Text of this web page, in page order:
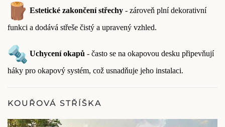
Estetické zakončení střechy - zároveň plní dekorativní
funkci a dodává střeše čistý a upravený vzhled.
Uchycení okapů - často se na okapovou desku připevňují
háky pro okapový systém, což usnadňuje jeho instalaci.
KOUŘOVÁ STŘÍŠKA